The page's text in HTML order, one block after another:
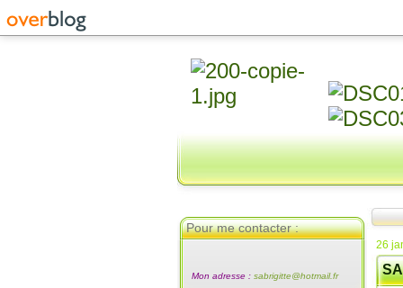
Pour me contacter :
Mon adresse : sabrigitte@hotmail.fr
26